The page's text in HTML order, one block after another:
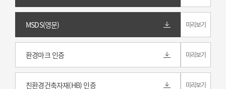
MSDS(영문) 미리보기
환경마크 인증 미리보기
친환경건축자재(HB) 인증 미리보기